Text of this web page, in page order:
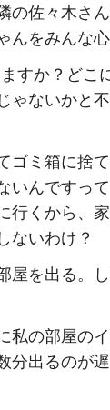
の佐々木さ
んをみんな
すか？どこ
ゃないかと
ゴミ箱に捨
いんですっ
行くから、
ないわけ？
屋を出る。
の部屋のイ
分出るのが